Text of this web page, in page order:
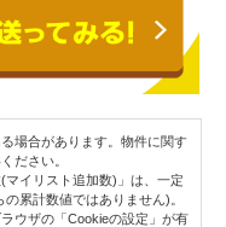
場合があります。物件に関す
ださい。
イリスト追加数)」は、一定
累計数値ではありません)。
ウザの「Cookieの設定」が有